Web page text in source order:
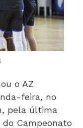
o AZ
feira, no
pela última
Campeonato